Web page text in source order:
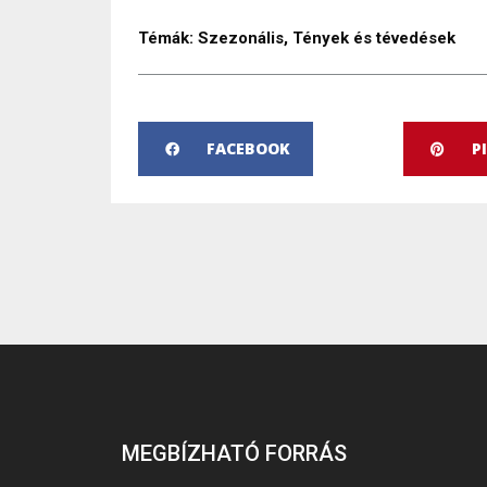
Témák: Szezonális, Tények és tévedések
FACEBOOK
MEGBÍZHATÓ FORRÁS